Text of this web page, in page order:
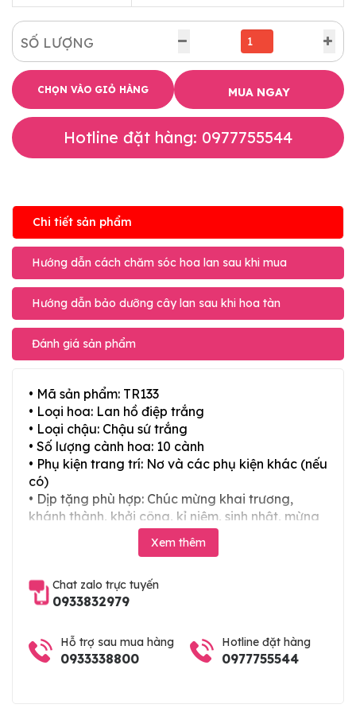
SỐ LƯỢNG
CHỌN VÀO GIỎ HÀNG MUA NGAY
Hotline đặt hàng: 0977755544
Chi tiết sản phẩm
Hướng dẫn cách chăm sóc hoa lan sau khi mua
Hướng dẫn bảo dưỡng cây lan sau khi hoa tàn
Đánh giá sản phẩm
• Mã sản phẩm: TR133
• Loại hoa: Lan hồ điệp trắng
• Loại chậu: Chậu sứ trắng
• Số lượng cành hoa: 10 cành
• Phụ kiện trang trí: Nơ và các phụ kiện khác (nếu
có)
• Dịp tặng phù hợp: Chúc mừng khai trương,
khánh thành, khởi công, kỉ niệm, sinh nhật, mừng
thọ, mừng cưới, tân gia và các ngày lễ tết trong
Xem thêm
Chat zalo trực tuyến
0933832979
Hỗ trợ sau mua hàng
0933338800
Hotline đặt hàng
0977755544